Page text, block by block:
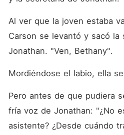
Al ver que la joven estaba
Carson se levantó y sacó la
Jonathan. "Ven, Bethany".
Mordiéndose el labio, ella
Pero antes de que pudiera
fría voz de Jonathan: "¿No
asistente? ¿Desde cuándo